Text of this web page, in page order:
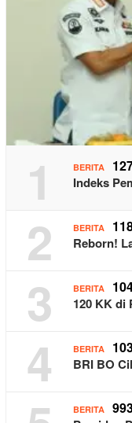
1 BERITA
Indeks
2 BERITA
Reborn!
3 BERITA
120 KK di
4 BERITA
BRI BO
BERITA